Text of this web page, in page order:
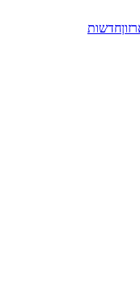
חדשות